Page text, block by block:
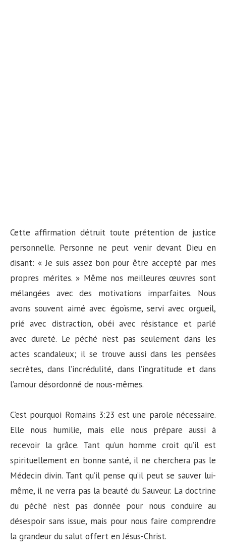
Cette affirmation détruit toute prétention de justice
personnelle. Personne ne peut venir devant Dieu en
disant: « Je suis assez bon pour être accepté par mes
propres mérites. » Même nos meilleures œuvres sont
mélangées avec des motivations imparfaites. Nous
avons souvent aimé avec égoïsme, servi avec orgueil,
prié avec distraction, obéi avec résistance et parlé
avec dureté. Le péché n’est pas seulement dans les
actes scandaleux; il se trouve aussi dans les pensées
secrètes, dans l’incrédulité, dans l’ingratitude et dans
l’amour désordonné de nous-mêmes.
C’est pourquoi Romains 3:23 est une parole nécessaire.
Elle nous humilie, mais elle nous prépare aussi à
recevoir la grâce. Tant qu’un homme croit qu’il est
spirituellement en bonne santé, il ne cherchera pas le
Médecin divin. Tant qu’il pense qu’il peut se sauver lui-
même, il ne verra pas la beauté du Sauveur. La doctrine
du péché n’est pas donnée pour nous conduire au
désespoir sans issue, mais pour nous faire comprendre
la grandeur du salut offert en Jésus-Christ.